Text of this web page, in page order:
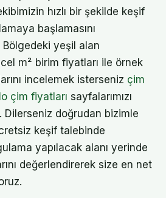
hızlı bir şekilde keşif
başlamasını
Bölgedeki yeşil alan
m² birim fiyatları ile örnek
incelemek isterseniz çim
çim fiyatları sayfalarımızı
Dilerseniz doğrudan bizimle
keşif talebinde
yapılacak alanı yerinde
değerlendirerek size en net